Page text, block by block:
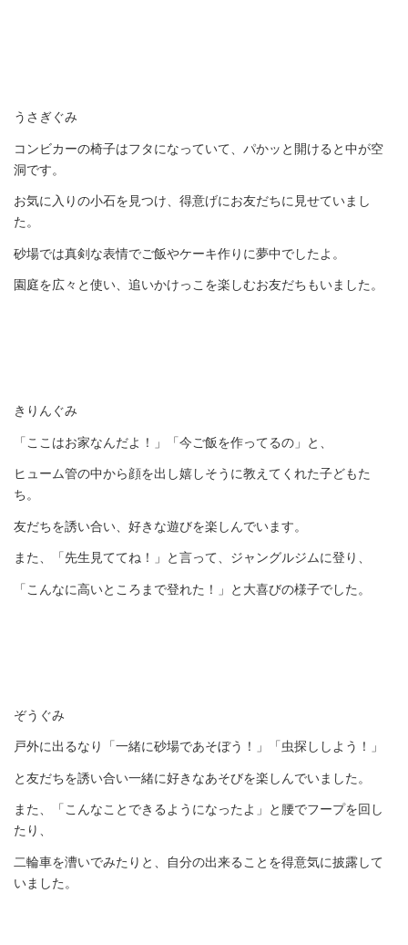
うさぎぐみ
コンビカーの椅子はフタになっていて、パかッと開けると中が空
洞です。
お気に入りの小石を見つけ、得意げにお友だちに見せていまし
た。
砂場では真剣な表情でご飯やケーキ作りに夢中でしたよ。
園庭を広々と使い、追いかけっこを楽しむお友だちもいました。
きりんぐみ
「ここはお家なんだよ！」「今ご飯を作ってるの」と、
ヒューム管の中から顔を出し嬉しそうに教えてくれた子どもた
ち。
友だちを誘い合い、好きな遊びを楽しんでいます。
また、「先生見ててね！」と言って、ジャングルジムに登り、
「こんなに高いところまで登れた！」と大喜びの様子でした。
ぞうぐみ
戸外に出るなり「一緒に砂場であそぼう！」「虫探ししよう！」
と友だちを誘い合い一緒に好きなあそびを楽しんでいました。
また、「こんなことできるようになったよ」と腰でフープを回し
たり、
二輪車を漕いでみたりと、自分の出来ることを得意気に披露して
いました。